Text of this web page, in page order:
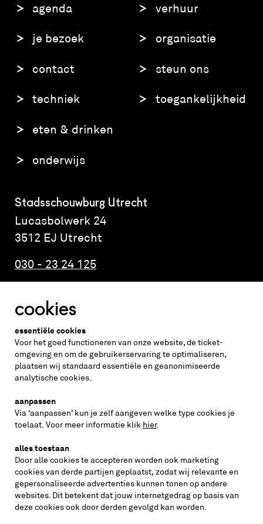
agenda
je bezoek
contact
techniek
eten & drinken
onderwijs
verhuur
organisatie
steun ons
toegankelijkheid
Stadsschouwburg Utrecht
Lucasbolwerk 24
3512 EJ Utrecht
030 - 23 24 125
Altijd weten wat er speelt?
vraag de nieuwsbrief aan
inschrijven
volg ons op
cookies
essentiële cookies
Voor het goed functioneren van onze website, de ticket-
omgeving en om de gebruikerservaring te optimaliseren,
plaatsen wij standaard essentiële en geanonimiseerde
analytische cookies.
aanpassen
Via ‘aanpassen’ kun je zelf aangeven welke type cookies je
toelaat. Voor meer informatie klik hier.
alles toestaan
Door alle cookies te accepteren worden ook marketing
cookies van derde partijen geplaatst, zodat wij relevante en
gepersonaliseerde advertenties kunnen tonen op andere
websites. Dit betekent dat jouw internetgedrag op basis van
deze cookies ook door derden gevolgd kan worden.